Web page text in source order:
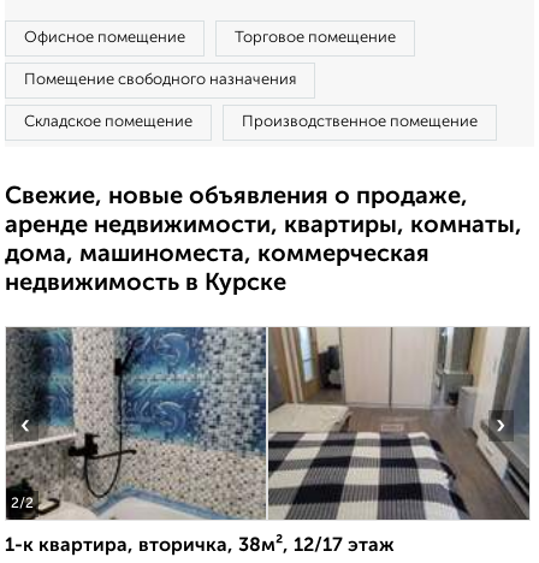
Офисное помещение Торговое помещение
Помещение свободного назначения
Складское помещение Производственное помещение
Свежие, новые объявления о продаже,
аренде недвижимости, квартиры, комнаты,
дома, машиноместа, коммерческая
недвижимость в Курске
2/2
‹ ›
1-к квартира, вторичка, 38м², 12/17 этаж